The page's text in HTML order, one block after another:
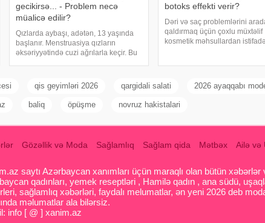
gecikirsə... - Problem necə
müalicə edilir?
Qızlarda aybaşı, adətən, 13 yaşında
başlanır. Menstruasiya qızların
əksəriyyətində cuzi ağrılarla keçir. Bu
dəmləmələri (məsələn, çobanyastığı),
botoks effekti verir?
Dəri və saç problemlərini
qaldırmaq üçün çoxlu müxtəlif
kosmetik məhsullardan
qis geyimləri 2026 qargidali salati 2026 ayaqqabı
baliq öpüşme novruz hakistalari
Gözəllik və Moda Sağlamlıq Sağlam qida Mətbəx Ailə və
saytı Azərbaycan xanımları üçün maraqlı olan bütün
qadınları, yemek reseptləri , Hamilə qadın , ana südü,
sağlamlıq xəbərləri, faydalı melumatlar, ən yeni 2026 deb
məlumatlar ala bilərsiz.
info [ @ ] xanim.az